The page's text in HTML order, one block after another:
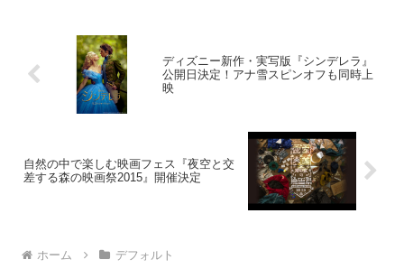
ディズニー新作・実写版『シンデレラ』
公開日決定！アナ雪スピンオフも同時上
映
自然の中で楽しむ映画フェス『夜空と交
差する森の映画祭2015』開催決定
ホーム デフォルト